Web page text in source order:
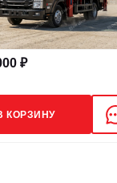
₽
КОРЗИНУ